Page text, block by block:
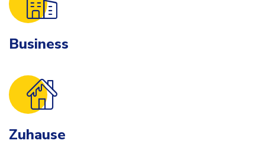
Business
Zuhause